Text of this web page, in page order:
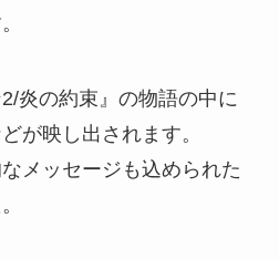
炎の約束』の物語の中に
が映し出されます。
メッセージも込められた